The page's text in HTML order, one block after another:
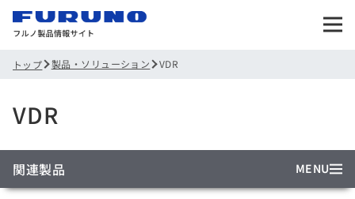
トップ 製品・ソリューション VDR
VDR
関連製品 MENU